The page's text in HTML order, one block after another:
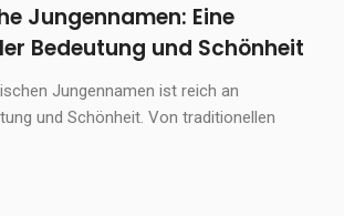
Jungennamen: Eine
Bedeutung und Schönheit
Jungennamen ist reich an
und Schönheit. Von traditionellen